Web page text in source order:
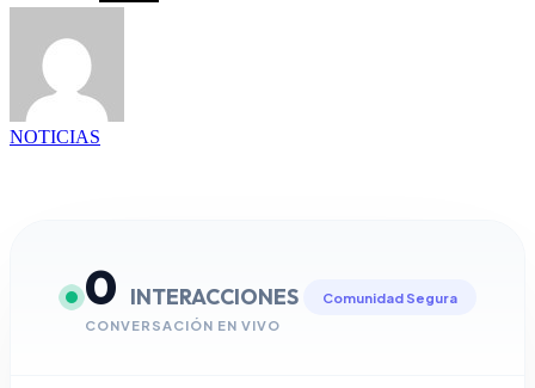
NOTICIAS
0 INTERACCIONES
CONVERSACIÓN EN VIVO
Comunidad Segura